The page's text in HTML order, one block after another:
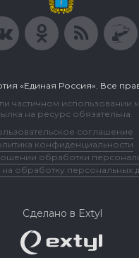
«Единая Россия». Все
частичном использовании
на ресурс обязательна.
соглашение
конфиденциальности
обработки
на обработку персональных
Сделано в Extyl